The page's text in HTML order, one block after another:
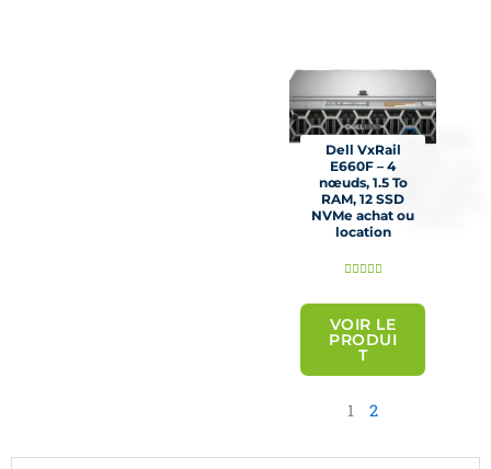
5
Dell VxRail
E660F – 4
nœuds, 1.5 To
RAM, 12 SSD
NVMe achat ou
location
    N
é
VOIR LE
PRODUI
T
1 2